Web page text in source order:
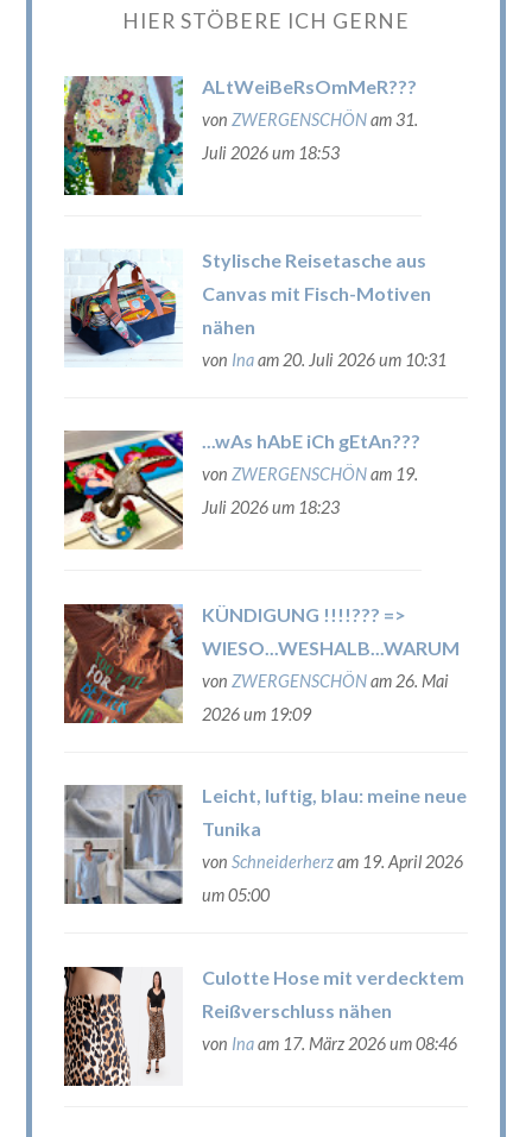
HIER STÖBERE ICH GERNE
ALtWeiBeRsOmMeR???
von ZWERGENSCHÖNam 31.
Juli 2026 um 18:53
Stylische Reisetasche aus
Canvas mit Fisch-Motiven
nähen
von Inaam 20. Juli 2026 um 10:31
...wAs hAbE iCh gEtAn???
von ZWERGENSCHÖNam 19.
Juli 2026 um 18:23
KÜNDIGUNG !!!!??? =>
WIESO...WESHALB...WARUM
von ZWERGENSCHÖNam 26. Mai
2026 um 19:09
Leicht, luftig, blau: meine neue
Tunika
von Schneiderherzam 19. April 2026
um 05:00
Culotte Hose mit verdecktem
Reißverschluss nähen
von Inaam 17. März 2026 um 08:46